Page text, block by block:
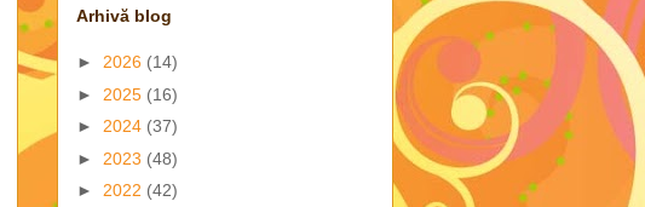
Arhivă blog
► 2026 (14)
► 2025 (16)
► 2024 (37)
► 2023 (48)
► 2022 (42)